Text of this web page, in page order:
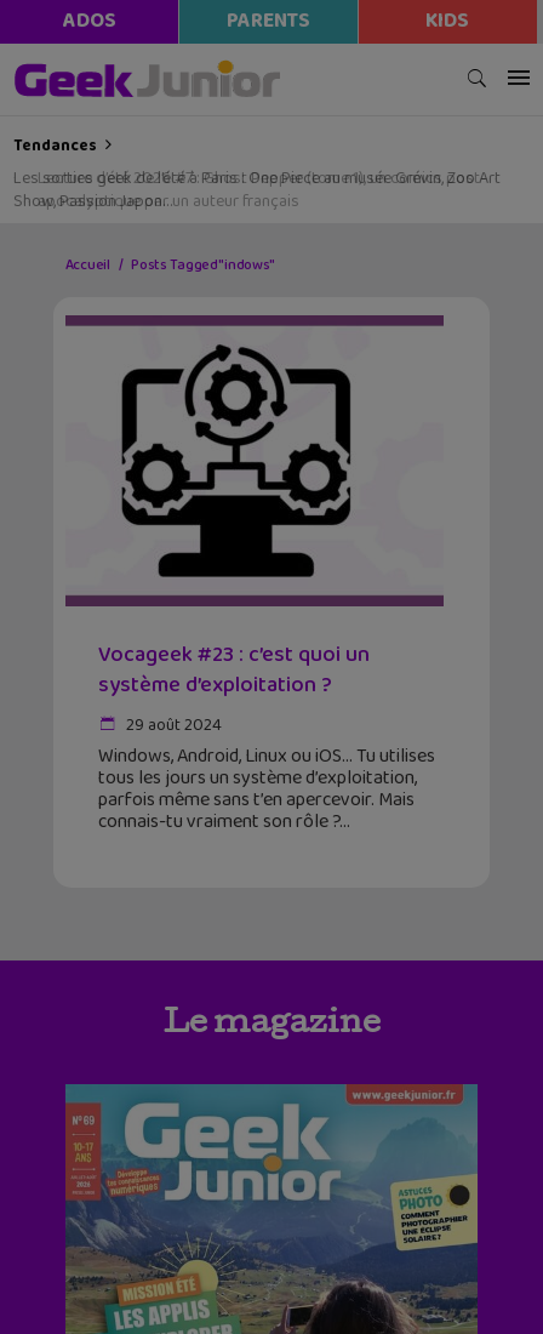
ADOS PARENTS KIDS
Tendances
Les sorties geek de l’été à Paris : One Piece au musée Grévin, Zoo Art
Show, Passion Japon…
Accueil Posts Tagged "indows"
Vocageek #23 : c’est quoi un
système d’exploitation ?
29 août 2024
Windows, Android, Linux ou iOS… Tu utilises
tous les jours un système d’exploitation,
parfois même sans t’en apercevoir. Mais
connais-tu vraiment son rôle ?
Le magazine